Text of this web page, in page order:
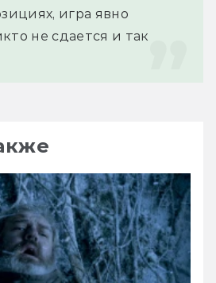
игра явно
не сдается и так